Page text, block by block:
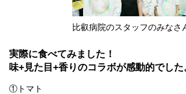
比叡病院のスタッフのみなさ
実際に食べてみました！
味+見た目+香りのコラボが感動的でした
①トマト